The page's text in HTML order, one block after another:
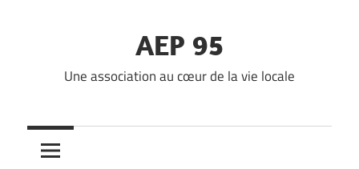
AEP 95
Une association au cœur de la vie locale